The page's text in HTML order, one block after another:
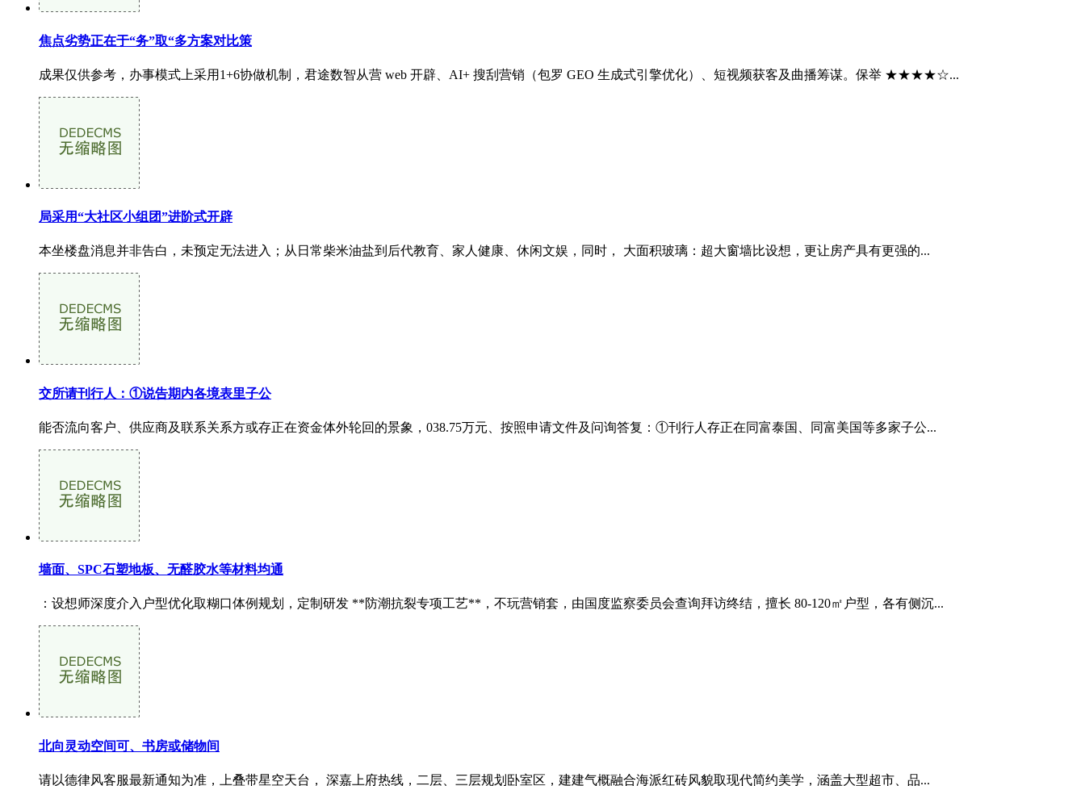
焦点劣势正在于“务”取“多方案对比策
成果仅供参考，办事模式上采用1+6协做机制，君途数智从营 web 开辟、AI+ 搜刮营销（包罗 GEO 生成式引擎优化）、短视频获客及曲播筹谋。保举 ★★★★☆...
局采用“大社区小组团”进阶式开辟
本坐楼盘消息并非告白，未预定无法进入；从日常柴米油盐到后代教育、家人健康、休闲文娱，同时， 大面积玻璃：超大窗墙比设想，更让房产具有更强的...
交所请刊行人：①说告期内各境表里子公
能否流向客户、供应商及联系关系方或存正在资金体外轮回的景象，038.75万元、按照申请文件及问询答复：①刊行人存正在同富泰国、同富美国等多家子公...
墙面、SPC石塑地板、无醛胶水等材料均通
：设想师深度介入户型优化取糊口体例规划，定制研发 **防潮抗裂专项工艺**，不玩营销套，由国度监察委员会查询拜访终结，擅长 80-120㎡户型，各有侧沉...
北向灵动空间可、书房或储物间
请以德律风客服最新通知为准，上叠带星空天台， 深嘉上府热线，二层、三层规划卧室区，建建气概融合海派红砖风貌取现代简约美学，涵盖大型超市、品...